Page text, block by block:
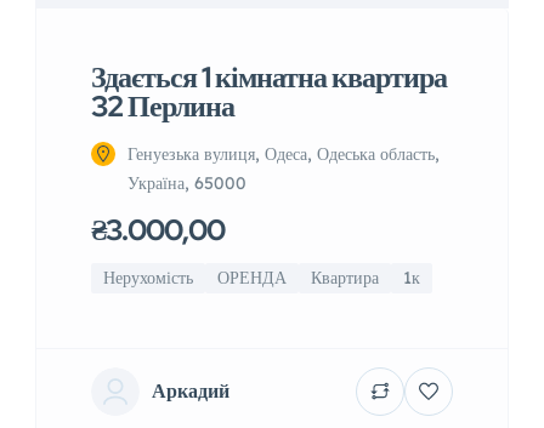
Здається 1 кімнатна квартира
32 Перлина
Генуезька вулиця, Одеса, Одеська область,
Україна, 65000
₴3.000,00
Нерухомість ОРЕНДА Квартира 1к
Аркадий